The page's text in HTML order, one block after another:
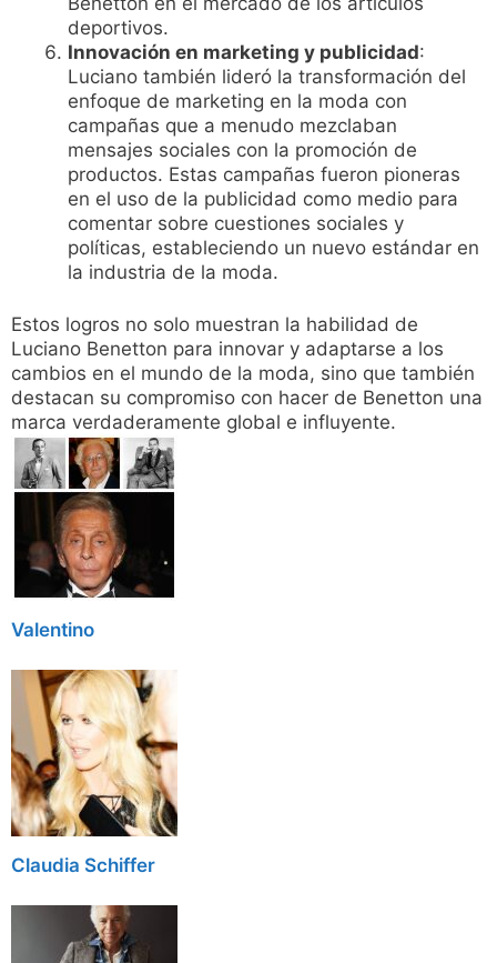
deportivos.
Innovación en marketing y publicidad:
Luciano también lideró la transformación del
enfoque de marketing en la moda con
campañas que a menudo mezclaban
mensajes sociales con la promoción de
productos. Estas campañas fueron pioneras
en el uso de la publicidad como medio para
comentar sobre cuestiones sociales y
políticas, estableciendo un nuevo estándar en
la industria de la moda.
Estos logros no solo muestran la habilidad de
Luciano Benetton para innovar y adaptarse a los
cambios en el mundo de la moda, sino que también
destacan su compromiso con hacer de Benetton una
marca verdaderamente global e influyente.
Valentino
Claudia Schiffer